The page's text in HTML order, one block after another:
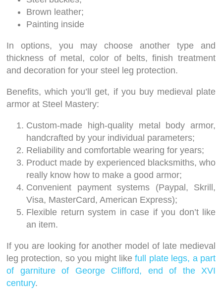
Brown leather;
Painting inside
In options, you may choose another type and
thickness of metal, color of belts, finish treatment
and decoration for your steel leg protection.
Benefits, which you’ll get, if you buy medieval plate
armor at Steel Mastery:
Custom-made high-quality metal body armor,
handcrafted by your individual parameters;
Reliability and comfortable wearing for years;
Product made by experienced blacksmiths, who
really know how to make a good armor;
Convenient payment systems (Paypal, Skrill,
Visa, MasterCard, American Express);
Flexible return system in case if you don’t like
an item.
If you are looking for another model of late medieval
leg protection, so you might likefull plate legs, a part
of garniture of George Clifford, end of the XVI
century.